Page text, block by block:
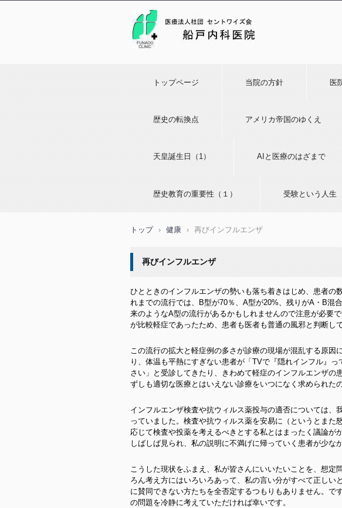
トップページ 当院の方針 医
歴史の転換点 アメリカ帝国のゆくえ
天皇誕生日（1） AIと医療のはざまで
歴史教育の重要性（１） 受験という人生
トップ › 健康 › 再びインフルエンザ
再びインフルエンザ
ひとときのインフルエンザの勢いも落ち着きはじめ、患者の
れまでの流行では、B型が70％、A型が20%、残りがA・B混
来のようなA型の流行があるかもしれませんので注意が必要
が比較軽症であったため、患者も医者も普通の風邪と判断し
この流行の拡大と軽症例の多さが診療の現場が混乱する原因
り、体温も平熱にすぎない患者が「TVで『隠れインフル』
さい」と受診してきたり、きわめて軽症のインフルエンザの
ずしも適切な医療とはいえない診療をいつになく求められた
インフルエンザ検査や抗ウィルス薬投与の適否については、
っていました。検査や抗ウィルス薬を安易に（というとまた
応じて検査や投薬を考えるべきとする私とはまったく議論が
しばしば見られ、私の説明に不満げに帰っていく患者が少な
こうした現状をふまえ、私が皆さんにいいたいことを、想定
ろん考え方にはいろいろあって、私の言い分がすべて正しい
に賛同できない方たちを全否定するつもりもありません。で
の問題を冷静に考えていただければ幸いです。